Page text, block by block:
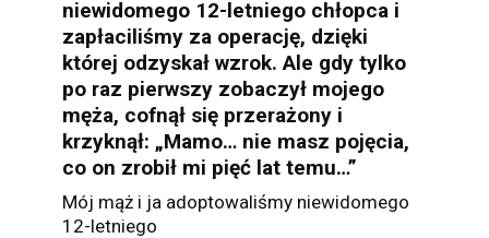
niewidomego 12-letniego chłopca i
zapłaciliśmy za operację, dzięki
której odzyskał wzrok. Ale gdy tylko
po raz pierwszy zobaczył mojego
męża, cofnął się przerażony i
krzyknął: „Mamo… nie masz pojęcia,
co on zrobił mi pięć lat temu…”
Mój mąż i ja adoptowaliśmy niewidomego
12-letniego